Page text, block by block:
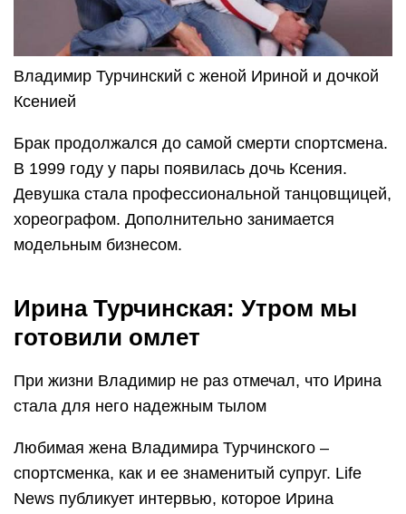
Владимир Турчинский с женой Ириной и дочкой
Ксенией
Брак продолжался до самой смерти спортсмена.
В 1999 году у пары появилась дочь Ксения.
Девушка стала профессиональной танцовщицей,
хореографом. Дополнительно занимается
модельным бизнесом.
Ирина Турчинская: Утром мы
готовили омлет
При жизни Владимир не раз отмечал, что Ирина
стала для него надежным тылом
Любимая жена Владимира Турчинского –
спортсменка, как и ее знаменитый супруг. Life
News публикует интервью, которое Ирина